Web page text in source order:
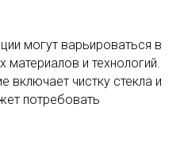
могут варьироваться в
и технологий.
включает чистку стекла и
потребовать